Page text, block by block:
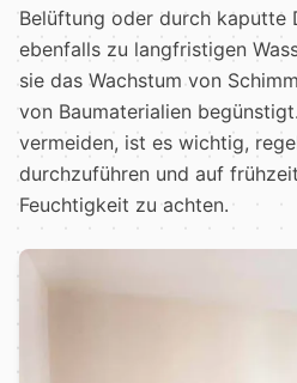
Belüftung oder durch kaputte
ebenfalls zu langfristigen
sie das Wachstum von
von Baumaterialien
vermeiden, ist es wichtig,
durchzuführen und auf
Feuchtigkeit zu achten.